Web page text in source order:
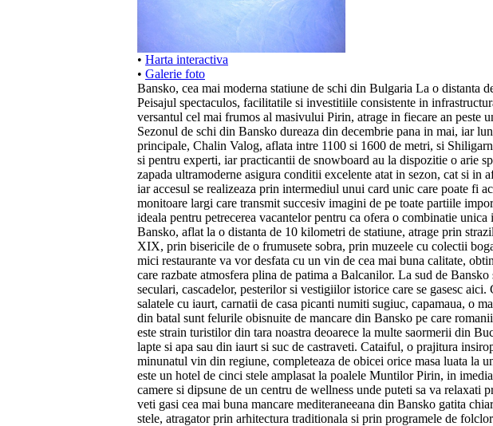
• Harta interactiva
• Galerie foto
Bansko, cea mai moderna statiune de schi din Bulgaria La o distanta
Peisajul spectaculos, facilitatile si investitiile consistente in
versantul cel mai frumos al masivului Pirin, atrage in fiecare an peste
Sezonul de schi din Bansko dureaza din decembrie pana in mai, iar
principale, Chalin Valog, aflata intre 1100 si 1600 de metri, si
si pentru experti, iar practicantii de snowboard au la dispozitie o arie
zapada ultramoderne asigura conditii excelente atat in sezon, cat si in
iar accesul se realizeaza prin intermediul unui card unic care poate fi
monitoare largi care transmit succesiv imagini de pe toate partiile
ideala pentru petrecerea vacantelor pentru ca ofera o combinatie
Bansko, aflat la o distanta de 10 kilometri de statiune, atrage prin
XIX, prin bisericile de o frumusete sobra, prin muzeele cu colectii
mici restaurante va vor desfata cu un vin de cea mai buna calitate,
care razbate atmosfera plina de patima a Balcanilor. La sud de
seculari, cascadelor, pesterilor si vestigiilor istorice care se gasesc
salatele cu iaurt, carnatii de casa picanti numiti sugiuc, capamaua, o
din batal sunt felurile obisnuite de mancare din Bansko pe care
este strain turistilor din tara noastra deoarece la multe saormerii din
lapte si apa sau din iaurt si suc de castraveti. Cataiful, o prajitura
minunatul vin din regiune, completeaza de obicei orice masa luata la
este un hotel de cinci stele amplasat la poalele Muntilor Pirin, in
camere si dipsune de un centru de wellness unde puteti sa va
veti gasi cea mai buna mancare mediteraneeana din Bansko gatita
stele, atragator prin arhitectura traditionala si prin programele de